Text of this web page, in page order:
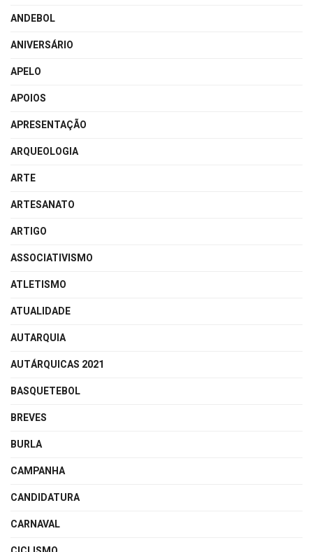
ANDEBOL
ANIVERSÁRIO
APELO
APOIOS
APRESENTAÇÃO
ARQUEOLOGIA
ARTE
ARTESANATO
ARTIGO
ASSOCIATIVISMO
ATLETISMO
ATUALIDADE
AUTARQUIA
AUTÁRQUICAS 2021
BASQUETEBOL
BREVES
BURLA
CAMPANHA
CANDIDATURA
CARNAVAL